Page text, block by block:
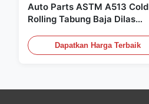
Auto Parts ASTM A513 Cold
Rolling Tabung Baja Dilas
Dapatkan Harga Terbaik